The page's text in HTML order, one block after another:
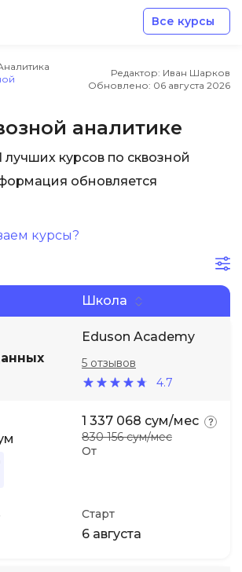
Все курсы
Редактор: Иван Шарков
Обновлено: 06 августа 2026
аналитике
лучших курсов по сквозной
обновляется
курсы?
Школа
Eduson Academy
4.7
5 отзывов
От
1 337 068 сум/мес
830 156 сум/мес
Старт
6 августа
языки